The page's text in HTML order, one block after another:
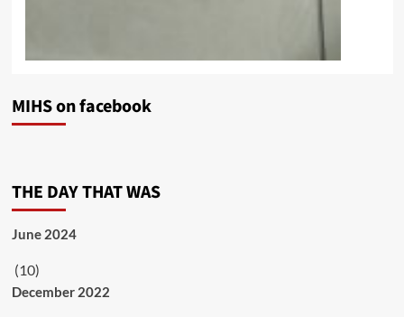
MIHS on facebook
THE DAY THAT WAS
June 2024
(10)
December 2022